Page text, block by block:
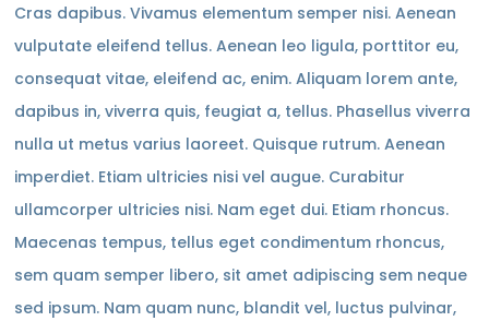
Cras dapibus. Vivamus elementum semper nisi. Aenean
vulputate eleifend tellus. Aenean leo ligula, porttitor eu,
consequat vitae, eleifend ac, enim. Aliquam lorem ante,
dapibus in, viverra quis, feugiat a, tellus. Phasellus viverra
nulla ut metus varius laoreet. Quisque rutrum. Aenean
imperdiet. Etiam ultricies nisi vel augue. Curabitur
ullamcorper ultricies nisi. Nam eget dui. Etiam rhoncus.
Maecenas tempus, tellus eget condimentum rhoncus,
sem quam semper libero, sit amet adipiscing sem neque
sed ipsum. Nam quam nunc, blandit vel, luctus pulvinar,